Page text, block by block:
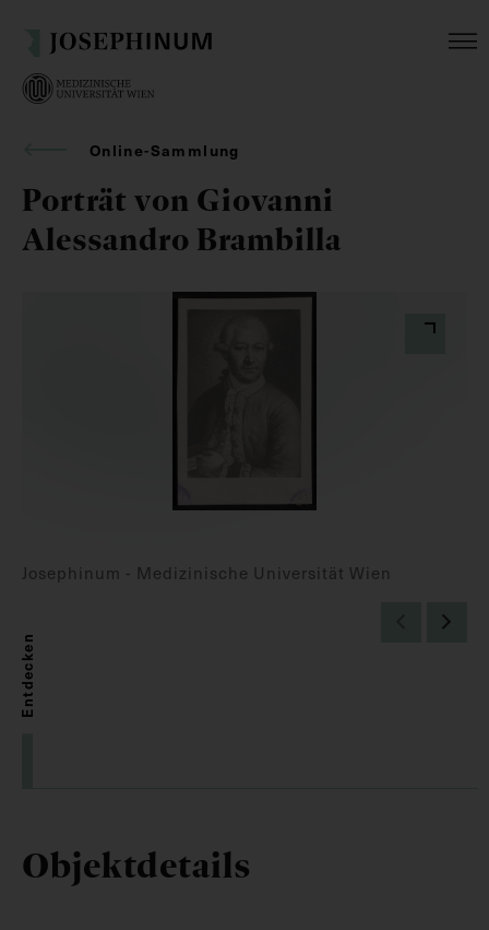
Online-Sammlung
Porträt von Giovanni
Alessandro Brambilla
Josephinum - Medizinische Universität Wien
Entdecken
Objektdetails